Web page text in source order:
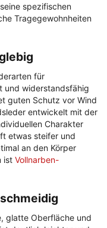
spezifischen
Tragegewohnheiten
für
und widerstandsfähig
guten Schutz vor Wind
entwickelt mit der
Charakter
etwas steifer und
an den Körper
ist Vollnarben-
glatte Oberfläche und